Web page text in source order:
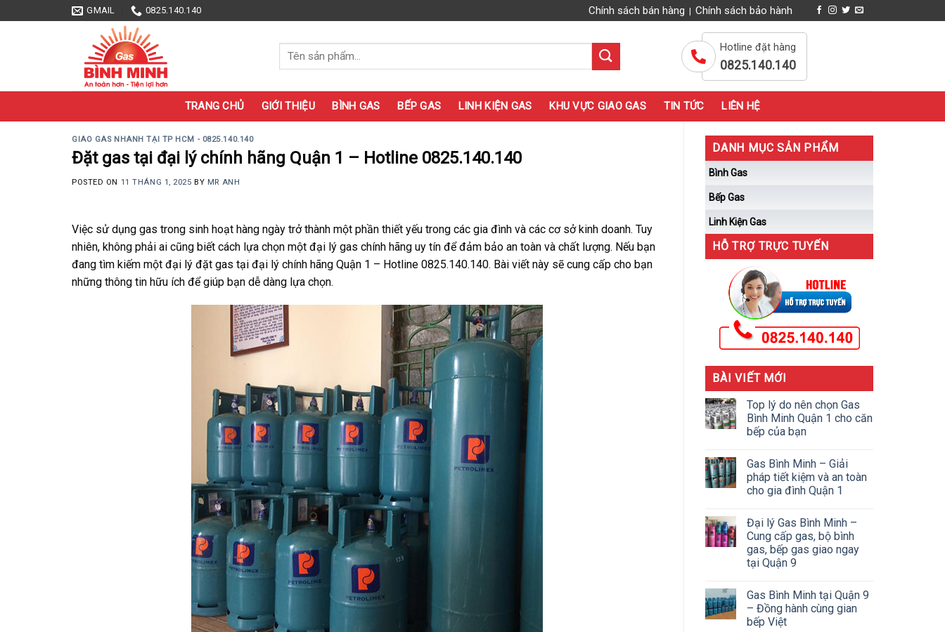
to
GMAIL 0825.140.140 Chính sách bán hàng Chính sách bảo hành
Tìm
kiếm:
Hotline đặt hàng
0825.140.140
TRANG CHỦ GIỚI THIỆU BÌNH GAS BẾP GAS LINH KIỆN GAS KHU VỰC GIAO GAS TIN TỨC LIÊN HỆ
GIAO GAS NHANH TẠI TP HCM - 0825.140.140
Đặt gas tại đại lý chính hãng Quận 1 – Hotline 0825.140.140
POSTED ON 11 THÁNG 1, 2025 BY MR ANH
Việc sử dụng gas trong sinh hoạt hàng ngày trở thành một phần thiết yếu trong các gia đình và các cơ sở kinh doanh. Tuy
nhiên, không phải ai cũng biết cách lựa chọn một đại lý gas chính hãng uy tín để đảm bảo an toàn và chất lượng. Nếu bạn
đang tìm kiếm một đại lý đặt gas tại đại lý chính hãng Quận 1 – Hotline 0825.140.140. Bài viết này sẽ cung cấp cho bạn
những thông tin hữu ích để giúp bạn dễ dàng lựa chọn.
DANH MỤC SẢN PHẨM
Bình Gas
Bếp Gas
Linh Kiện Gas
HỖ TRỢ TRỰC TUYẾN
BÀI VIẾT MỚI
Top lý do nên chọn Gas
Bình Minh Quận 1 cho căn
bếp của bạn
Gas Bình Minh – Giải
pháp tiết kiệm và an toàn
cho gia đình Quận 1
Đại lý Gas Bình Minh –
Cung cấp gas, bộ bình
gas, bếp gas giao ngay
tại Quận 9
Gas Bình Minh tại Quận 9
– Đồng hành cùng gian
bếp Việt